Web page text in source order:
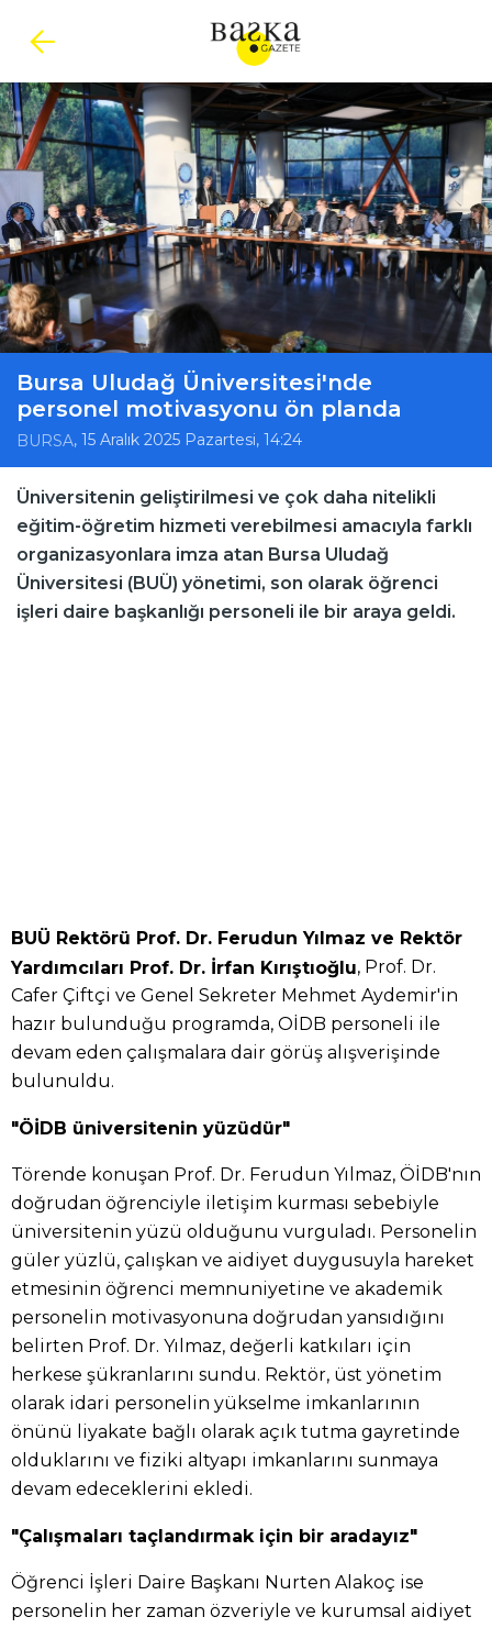
Bursa Uludağ Üniversitesi'nde
personel motivasyonu ön planda
BURSA, 15 Aralık 2025 Pazartesi, 14:24
Üniversitenin geliştirilmesi ve çok daha nitelikli
eğitim-öğretim hizmeti verebilmesi amacıyla farklı
organizasyonlara imza atan Bursa Uludağ
Üniversitesi (BUÜ) yönetimi, son olarak öğrenci
işleri daire başkanlığı personeli ile bir araya geldi.
BUÜ Rektörü Prof. Dr. Ferudun Yılmaz ve Rektör
Yardımcıları Prof. Dr. İrfan Kırıştıoğlu, Prof. Dr.
Cafer Çiftçi ve Genel Sekreter Mehmet Aydemir'in
hazır bulunduğu programda, OİDB personeli ile
devam eden çalışmalara dair görüş alışverişinde
bulunuldu.
"ÖİDB üniversitenin yüzüdür"
Törende konuşan Prof. Dr. Ferudun Yılmaz, ÖİDB'nın
doğrudan öğrenciyle iletişim kurması sebebiyle
üniversitenin yüzü olduğunu vurguladı. Personelin
güler yüzlü, çalışkan ve aidiyet duygusuyla hareket
etmesinin öğrenci memnuniyetine ve akademik
personelin motivasyonuna doğrudan yansıdığını
belirten Prof. Dr. Yılmaz, değerli katkıları için
herkese şükranlarını sundu. Rektör, üst yönetim
olarak idari personelin yükselme imkanlarının
önünü liyakate bağlı olarak açık tutma gayretinde
olduklarını ve fiziki altyapı imkanlarını sunmaya
devam edeceklerini ekledi.
"Çalışmaları taçlandırmak için bir aradayız"
Öğrenci İşleri Daire Başkanı Nurten Alakoç ise
personelin her zaman özveriyle ve kurumsal aidiyet